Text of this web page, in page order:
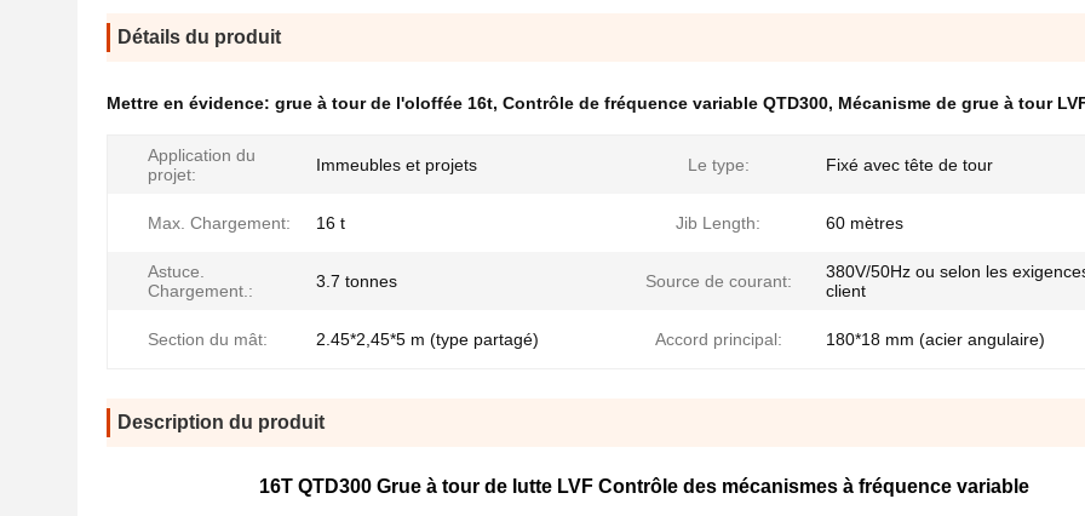
Détails du produit
Mettre en évidence: grue à tour de l'oloffée 16t, Contrôle de fréquence variable QTD300, Mécanisme de grue à tour
Application du
projet:
Immeubles et projets Le type: Fixé avec tête de tour
Max. Chargement: 16 t Jib Length: 60 mètres
Astuce.
Chargement.:
3.7 tonnes Source de courant:
380V/50Hz ou selon les
client
Section du mât: 2.45*2,45*5 m (type partagé) Accord principal: 180*18 mm (acier angulaire)
Description du produit
16T QTD300 Grue à tour de lutte LVF Contrôle des mécanismes à fréquence variable